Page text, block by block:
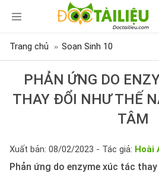
Trang chủ Soạn Sinh 10
PHẢN ỨNG DO
THAY ĐỔI NHƯ THẾ
TÂM
Xuất bản: 08/02/2023 - Tác giả: Hoài
Phản ứng do enzyme xúc tác